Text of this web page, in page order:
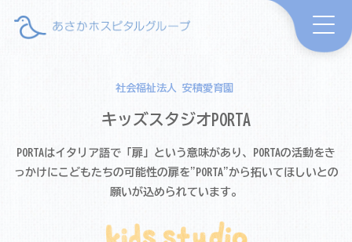
社会福祉法人 安積愛育園
キッズスタジオ PORTA
PORTAはイタリア語で「扉」という意味があり、PORTAの活動をき
っかけにこどもたちの可能性の扉を"PORTA"から拓いてほしいとの
願いが込められています。